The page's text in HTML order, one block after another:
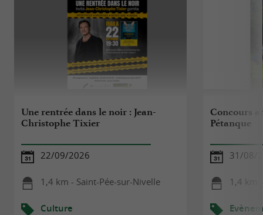
Une rentrée dans le noir : Jean-
Christophe Tixier
22/09/2026
1,4 km - Saint-Pée-sur-Nivelle
Culture
Concours
Pétanque
31/08/
1,4 km